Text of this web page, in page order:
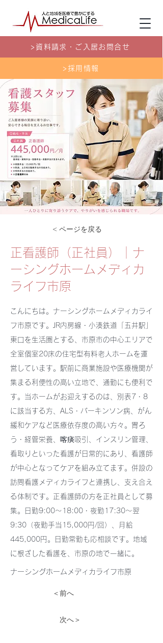
>資料請求・ご入居お問合せ
>採用情報
< ページを戻る
正看護師（正社員）｜ナ
ーシングホームメディカ
ライフ市原
こんにちは。ナーシングホームメディカライ
フ市原です。JR内房線・小湊鉄道「五井駅」
東口を生活圏とする、市原市の中心エリアで
全室個室20床の住宅型有料老人ホームを運
営しています。駅前に商業施設や医療機関が
集まる利便性の高い立地で、通勤にも便利で
す。当ホームがお迎えするのは、別表7・8
に該当する方、ALS・パーキンソン病、がん
緩和ケアなど医療依存度の高い方々。胃ろ
う・経管栄養、喀痰吸引、インスリン管理、
看取りといった看護が日常的にあり、看護師
が中心となってケアを組み立てます。併設の
訪問看護メディカライフと連携し、支え合え
る体制です。正看護師の方を正社員として募
集。日勤9:00〜18:00・夜勤17:30〜翌
9:30（夜勤手当15,000円/回）、月給
445,000円。日勤常勤も応相談です。地域
に根ざした看護を、市原の地で一緒に。
ナーシングホームメディカライフ市原
＜前へ
次へ＞